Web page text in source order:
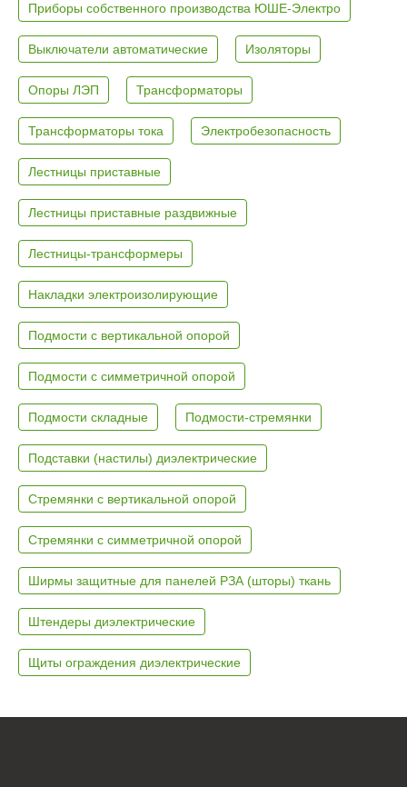
Приборы собственного производства ЮШЕ-Электро
Выключатели автоматические Изоляторы
Опоры ЛЭП Трансформаторы
Трансформаторы тока Электробезопасность
Лестницы приставные
Лестницы приставные раздвижные
Лестницы-трансформеры
Накладки электроизолирующие
Подмости с вертикальной опорой
Подмости с симметричной опорой
Подмости складные Подмости-стремянки
Подставки (настилы) диэлектрические
Стремянки с вертикальной опорой
Стремянки с симметричной опорой
Ширмы защитные для панелей РЗА (шторы) ткань
Штендеры диэлектрические
Щиты ограждения диэлектрические